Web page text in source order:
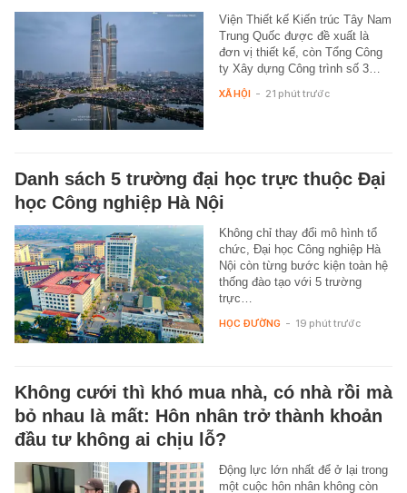
Viện Thiết kế Kiến trúc Tây Nam
Trung Quốc được đề xuất là
đơn vị thiết kế, còn Tổng Công
ty Xây dựng Công trình số 3…
XÃ HỘI - 21 phút trước
Danh sách 5 trường đại học trực thuộc Đại
học Công nghiệp Hà Nội
Không chỉ thay đổi mô hình tổ
chức, Đại học Công nghiệp Hà
Nội còn từng bước kiện toàn hệ
thống đào tạo với 5 trường
trực…
HỌC ĐƯỜNG - 19 phút trước
Không cưới thì khó mua nhà, có nhà rồi mà
bỏ nhau là mất: Hôn nhân trở thành khoản
đầu tư không ai chịu lỗ?
Động lực lớn nhất để ở lại trong
một cuộc hôn nhân không còn